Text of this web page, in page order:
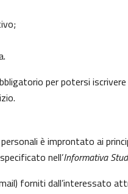
per potersi
è improntato ai
nell’Informativa
forniti dall’interessato